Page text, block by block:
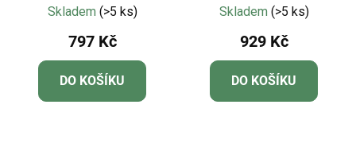
Numberblocks®
Skladem (>5 ks)
797 Kč
DO KOŠÍKU
Skladem (>5 ks)
929 Kč
DO KOŠÍKU